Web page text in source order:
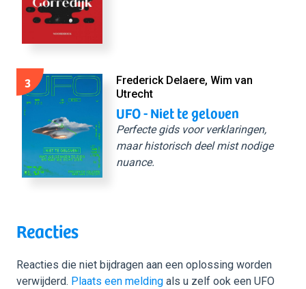
3
Frederick Delaere, Wim van
Utrecht
UFO - Niet te geloven
Perfecte gids voor verklaringen,
maar historisch deel mist nodige
nuance.
Reacties
Reacties die niet bijdragen aan een oplossing worden
verwijderd. Plaats een melding als u zelf ook een UFO